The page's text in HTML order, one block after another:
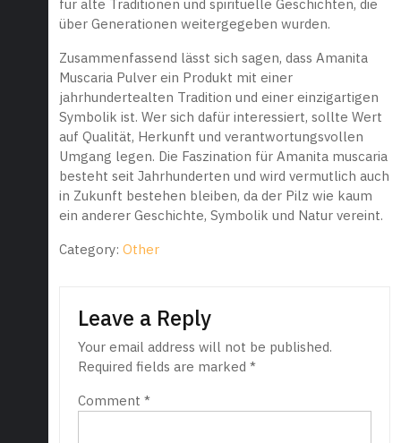
für alte Traditionen und spirituelle Geschichten, die
über Generationen weitergegeben wurden.
Zusammenfassend lässt sich sagen, dass Amanita
Muscaria Pulver ein Produkt mit einer
jahrhundertealten Tradition und einer einzigartigen
Symbolik ist. Wer sich dafür interessiert, sollte Wert
auf Qualität, Herkunft und verantwortungsvollen
Umgang legen. Die Faszination für Amanita muscaria
besteht seit Jahrhunderten und wird vermutlich auch
in Zukunft bestehen bleiben, da der Pilz wie kaum
ein anderer Geschichte, Symbolik und Natur vereint.
Category: Other
Leave a Reply
Your email address will not be published.
Required fields are marked *
Comment *